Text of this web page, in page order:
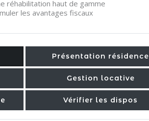
réhabilitation haut de gamme
les avantages fiscaux
Présentation résidence
Gestion locative
Vérifier les dispos